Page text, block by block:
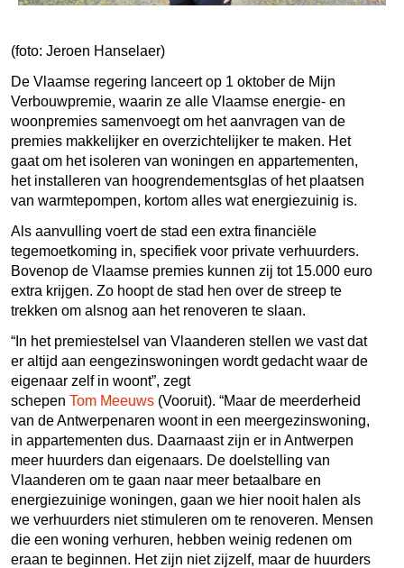
(foto: Jeroen Hanselaer)
De Vlaamse regering lanceert op 1 oktober de Mijn
Verbouwpremie, waarin ze alle Vlaamse energie- en
woonpremies samenvoegt om het aanvragen van de
premies makkelijker en overzichtelijker te maken. Het
gaat om het isoleren van woningen en appartementen,
het installeren van hoogrendementsglas of het plaatsen
van warmtepompen, kortom alles wat energiezuinig is.
Als aanvulling voert de stad een extra financiële
tegemoetkoming in, specifiek voor private verhuurders.
Bovenop de Vlaamse premies kunnen zij tot 15.000 euro
extra krijgen. Zo hoopt de stad hen over de streep te
trekken om alsnog aan het renoveren te slaan.
“In het premiestelsel van Vlaanderen stellen we vast dat
er altijd aan eengezinswoningen wordt gedacht waar de
eigenaar zelf in woont”, zegt
schepen Tom Meeuws (Vooruit). “Maar de meerderheid
van de Antwerpenaren woont in een meergezinswoning,
in appartementen dus. Daarnaast zijn er in Antwerpen
meer huurders dan eigenaars. De doelstelling van
Vlaanderen om te gaan naar meer betaalbare en
energiezuinige woningen, gaan we hier nooit halen als
we verhuurders niet stimuleren om te renoveren. Mensen
die een woning verhuren, hebben weinig redenen om
eraan te beginnen. Het zijn niet zijzelf, maar de huurders